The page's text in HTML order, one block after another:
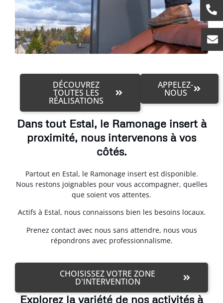
DÉCOUVREZ
TOUTES LES
RÉALISATIONS
APPELEZ-
NOUS
Dans tout Estal, le Ramonage insert à
proximité, nous intervenons à vos
côtés.
Partout en Estal, le Ramonage insert est disponible.
Nous restons joignables pour vous accompagner, quelles
que soient vos attentes.
Actifs à Estal, nous connaissons bien les besoins locaux.
Prenez contact avec nous sans attendre, nous vous
répondrons avec professionnalisme.
CHOISISSEZ VOTRE ZONE
D'INTERVENTION
Explorez la variété de nos activités à